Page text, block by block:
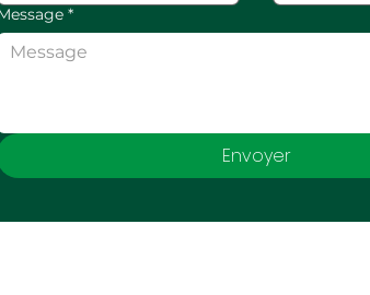
*
Envoyer